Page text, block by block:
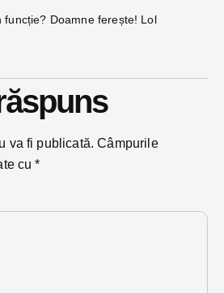
funcție? Doamne ferește! Lol
va fi publicată. Câmpurile
cu*